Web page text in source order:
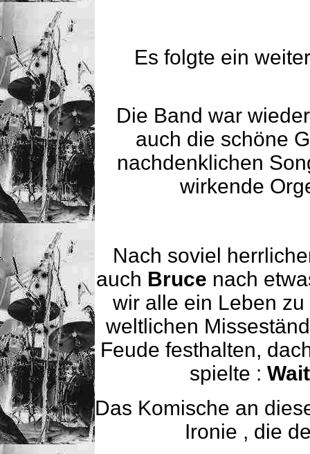
Es folgte ein
Die Band war
auch die schöne
nachdenklichen
wirkende
Nach soviel
auch Bruce nach
wir alle ein Leben
weltlichen
Feude festhalten,
spielte :
Das Komische an
Ironie , die